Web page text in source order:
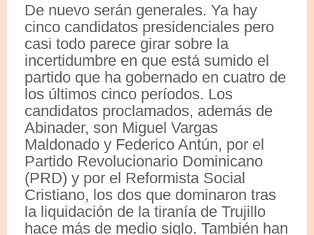
De nuevo serán generales. Ya hay
cinco candidatos presidenciales pero
casi todo parece girar sobre la
incertidumbre en que está sumido el
partido que ha gobernado en cuatro de
los últimos cinco períodos. Los
candidatos proclamados, además de
Abinader, son Miguel Vargas
Maldonado y Federico Antún, por el
Partido Revolucionario Dominicano
(PRD) y por el Reformista Social
Cristiano, los dos que dominaron tras
la liquidación de la tiranía de Trujillo
hace más de medio siglo. También han